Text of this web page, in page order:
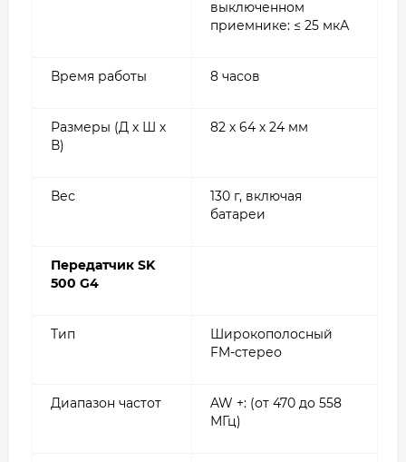
выключенном
приемнике: ≤ 25 мкА
Время работы 8 часов
Размеры (Д х Ш х
В)
82 х 64 х 24 мм
Вес
130 г, включая
батареи
Передатчик SK
500 G4
Тип
Широкополосный
FM-стерео
Диапазон частот
AW +: (от 470 до 558
МГц)